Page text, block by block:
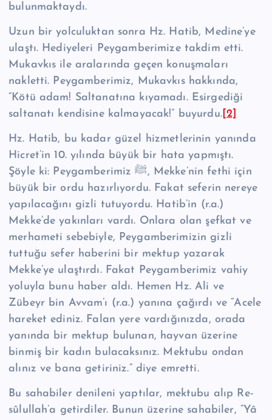
bulunmaktaydı.
Uzun bir yolculuktan sonra Hz. Hatib, Medine’ye
ulaştı. Hediyeleri Peygam­be­ri­mi­ze takdim etti.
Mukavkıs ile aralarında geçen konuşmaları
nakletti. Pey­gamberimiz, Mu­kavkıs hakkında,
“Kötü adam! Saltanatına kıyamadı. Esirgedi­ği
saltanatı kendisine kal­mayacak!” buyurdu.[2]
Hz. Hatib, bu kadar güzel hizmetlerinin yanında
Hicret’in 10. yılında büyük bir hata yapmıştı.
Şöyle ki: Peygamberimiz ﷺ, Mekke’nin fethi için
büyük bir ordu hazırlıyordu. Fakat seferin nereye
yapılacağını gizli tutuyordu. Hatib’in (r.a.)
Mekke’de ya­kınları vardı. Onlara olan şefkat ve
merhameti sebebiyle, Peygamberimizin gizli
tuttuğu sefer haberini bir mektup yazarak
Mekke’ye ulaştırdı. Fakat Pey­gamberimiz vahiy
yoluyla bunu haber aldı. Hemen Hz. Ali ve
Zübeyr bin Avvam’ı (r.a.) yanına çağırdı ve “Acele
hareket ediniz. Falan yere vardığınızda, orada
yanında bir mektup bulunan, hayvan üzerine
binmiş bir kadın bulacaksı­nız. Mektubu ondan
alınız ve bana getiriniz.” di­ye emretti.
Bu sahabiler denileni yaptılar, mektubu alıp Re­
sû­lul­lah’a getirdiler. Bunun üzerine sa­habiler, “Yâ